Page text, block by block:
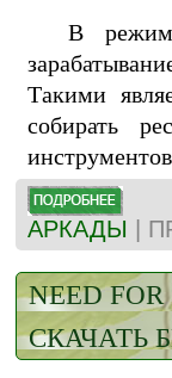
В режиме
Такими
собирать
АРКАДЫ |
NEED
СКАЧАТЬ